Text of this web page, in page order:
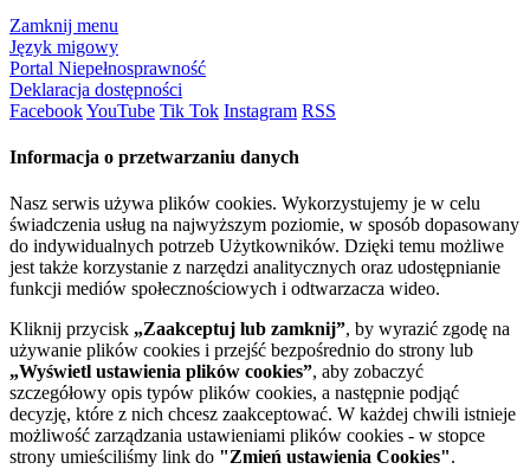
Zamknij menu
Język migowy
Portal Niepełnosprawność
Deklaracja dostępności
FacebookYouTube Tik Tok Instagram RSS
Informacja o przetwarzaniu danych
Nasz serwis używa plików cookies. Wykorzystujemy je w celu
świadczenia usług na najwyższym poziomie, w sposób dopasowany
do indywidualnych potrzeb Użytkowników. Dzięki temu możliwe
jest także korzystanie z narzędzi analitycznych oraz udostępnianie
funkcji mediów społecznościowych i odtwarzacza wideo.
Kliknij przycisk „Zaakceptuj lub zamknij”, by wyrazić zgodę na
używanie plików cookies i przejść bezpośrednio do strony lub
„Wyświetl ustawienia plików cookies”, aby zobaczyć
szczegółowy opis typów plików cookies, a następnie podjąć
decyzję, które z nich chcesz zaakceptować. W każdej chwili istnieje
możliwość zarządzania ustawieniami plików cookies - w stopce
strony umieściliśmy link do "Zmień ustawienia Cookies".